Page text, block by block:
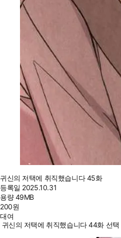
귀신의 저택에 취직했습니다 45화
등록일 2025.10.31
용량49MB
200원
대여
귀신의 저택에 취직했습니다 44화 선택